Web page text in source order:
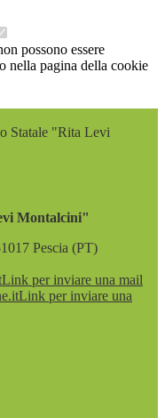
possono essere
nella pagina della cookie
Statale "Rita Levi
Montalcini"
Pescia (PT)
Link per inviare una mail
Link per inviare una